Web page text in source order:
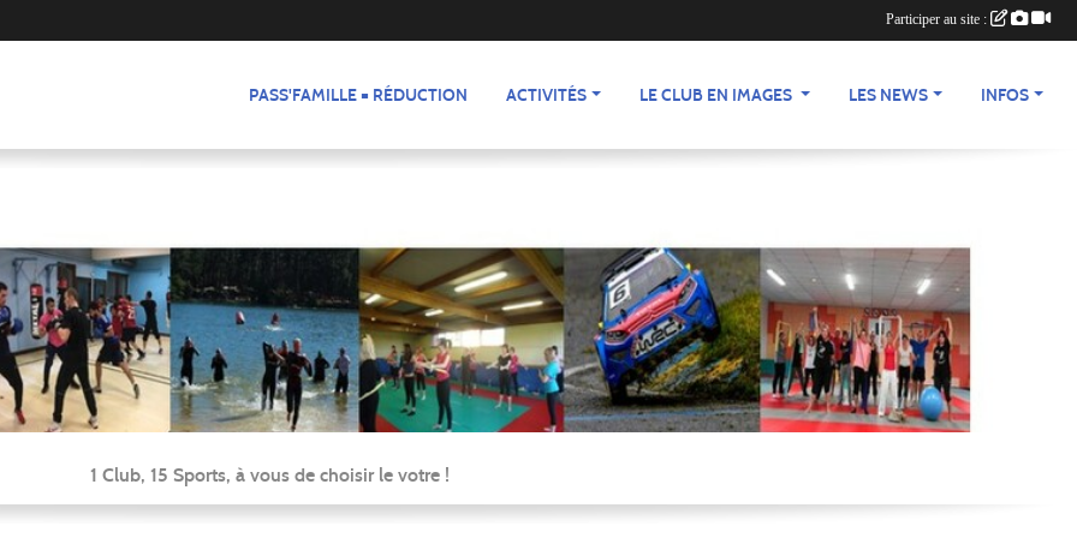
PASS'FAMILLE = RÉDUCTION ACTIVITÉS LE CLUB EN IMAGES LES NEWS INFOS
1 Club, 15 Sports, à vous de choisir le votre !
Participer au site :